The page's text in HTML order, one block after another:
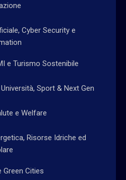
Cyber Security e
e Turismo Sostenibile
Sport & Next Gen
e Welfare
Risorse Idriche ed
Green Cities